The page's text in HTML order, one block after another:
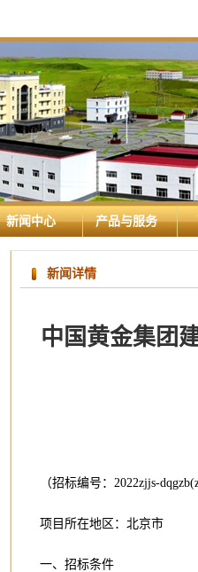
新闻中心 产品与服务
新闻详情
中国黄金集团
（招标编号：2022zjjs-
项目所在地区：北京市
一、招标条件